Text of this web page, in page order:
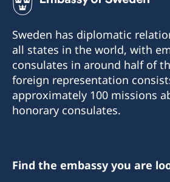
Sweden has diplomatic
all states in the world, with
consulates in around half of
foreign representation
approximately 100 missions
honorary consulates.
Find the embassy you are